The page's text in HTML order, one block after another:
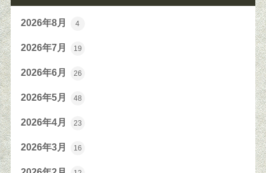
2026年8月 4
2026年7月 19
2026年6月 26
2026年5月 48
2026年4月 23
2026年3月 16